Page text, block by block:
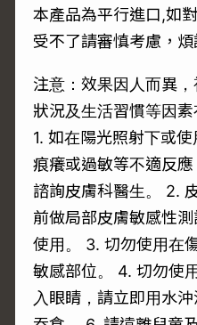
本產品為平行進口,如
受不了請審慎考慮，
注意：效果因人而異
狀況及生活習慣等因素
1. 如在陽光照射下或使
痕癢或過敏等不適反
諮詢皮膚科醫生。 2.
前做局部皮膚敏感性
使用。 3. 切勿使用在
敏感部位。 4. 切勿使
入眼睛，請立即用水